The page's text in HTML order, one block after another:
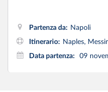
Partenza da: Napoli
Itinerario: Naples,
Data partenza:
09